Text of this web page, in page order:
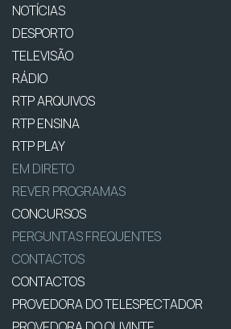
NOTÍCIAS
DESPORTO
TELEVISÃO
RÁDIO
RTP ARQUIVOS
RTP ENSINA
RTP PLAY
EM DIRETO
REVER PROGRAMAS
CONCURSOS
PERGUNTAS FREQUENTES
CONTACTOS
CONTACTOS
PROVEDORA DO TELESPECTADOR